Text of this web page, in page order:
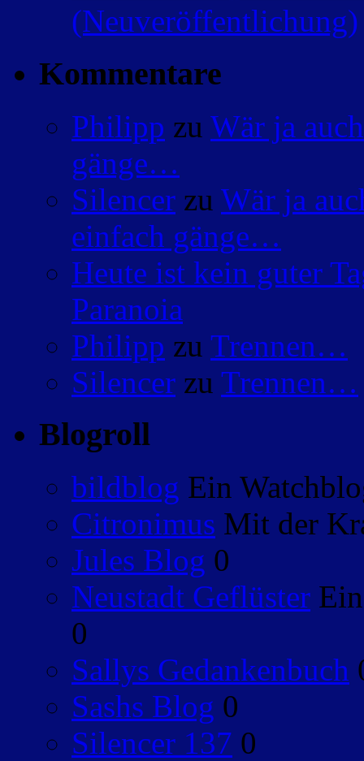
(Neuveröffentlichung)
Kommentare
Philipp zu Wär ja
gänge…
Silencer zu Wär ja
einfach gänge…
Heute ist kein guter
Paranoia
Philipp zu Trennen…
Silencer zu Trennen…
Blogroll
bildblog Ein
Citronimus Mit der
Jules Blog 0
Neustadt Geflüster
0
Sallys Gedankenbuch
Sashs Blog 0
Silencer 137 0